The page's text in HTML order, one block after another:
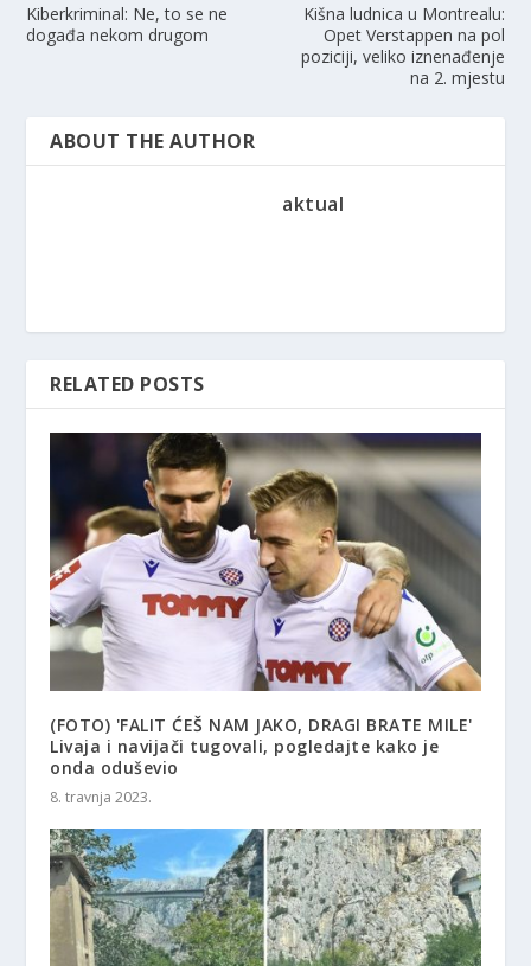
Kiberkriminal: Ne, to se ne
događa nekom drugom
Kišna ludnica u Montrealu:
Opet Verstappen na pol
poziciji, veliko iznenađenje
na 2. mjestu
ABOUT THE AUTHOR
aktual
RELATED POSTS
(FOTO) 'FALIT ĆEŠ NAM JAKO, DRAGI BRATE MILE'
Livaja i navijači tugovali, pogledajte kako je
onda oduševio
8. travnja 2023.